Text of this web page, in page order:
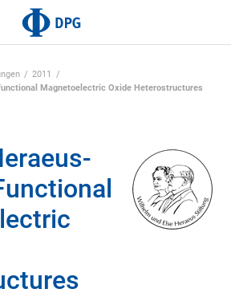
2011
Magnetoelectric Oxide Heterostructures